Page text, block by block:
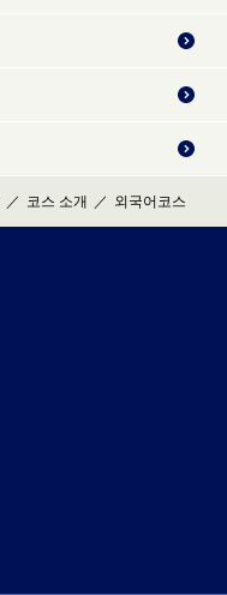
코스 소개 외국어코스